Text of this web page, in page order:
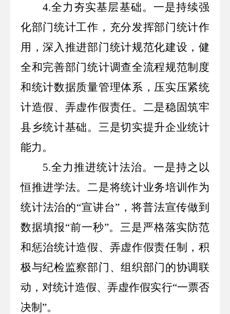
4.全力夯实基层基础。一是持续强
化部门统计工作，充分发挥部门统计作
用，深入推进部门统计规范化建设，健
全和完善部门统计调查全流程规范制度
和统计数据质量管理体系，压实压紧统
计造假、弄虚作假责任。二是稳固筑牢
县乡统计基础。三是切实提升企业统计
能力。
5.全力推进统计法治。一是持之以
恒推进学法。二是将统计业务培训作为
统计法治的“宣讲台” ，将普法宣传做到
数据填报“前一秒”。三是严格落实防范
和惩治统计造假、弄虚作假责任制，积
极与纪检监察部门、组织部门的协调联
动，对统计造假、弄虚作假实行“一票否
决制 ”。